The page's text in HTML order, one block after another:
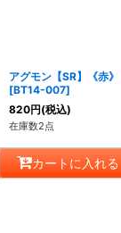
アグモン【SR】《赤》
[BT14-007]
820円(税込)
在庫数2点
カートに入れる